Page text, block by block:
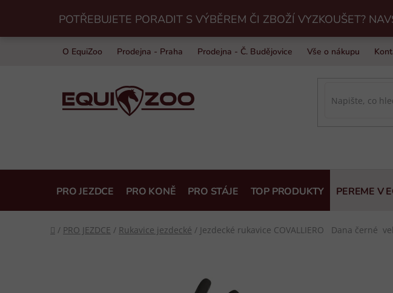
obsah
POTŘEBUJETE PORADIT S VÝBĚREM ČI ZBOŽÍ VYZKOUŠET?
O EquiZoo Prodejna - Praha Prodejna - Č. Budějovice Vše o nákupu
PRO JEZDCE PRO KONĚ PRO STÁJE TOP PRODUKTY PEREME V
Domů
/ PRO JEZDCE / Rukavice jezdecké / Jezdecké rukavice COVALLIERO Dana černé